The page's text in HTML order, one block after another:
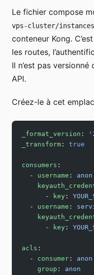
Le fichier compose
vps-cluster/
conteneur Kong.
les routes,
Il n’est pas
API.
Créez-le à cet
_format_version :
_transform : true
consumers :
  -
username : anon
      -
key :
  -
username :
      -
key :
acls :
  -
consumer : anon
    group
: anon